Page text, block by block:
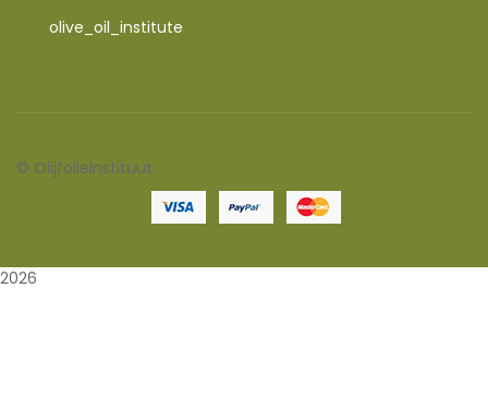
olive_oil_institute
© Olijfolieinstituut
2026